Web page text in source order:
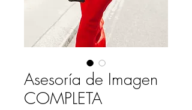
Asesoría de Imagen
COMPLETA